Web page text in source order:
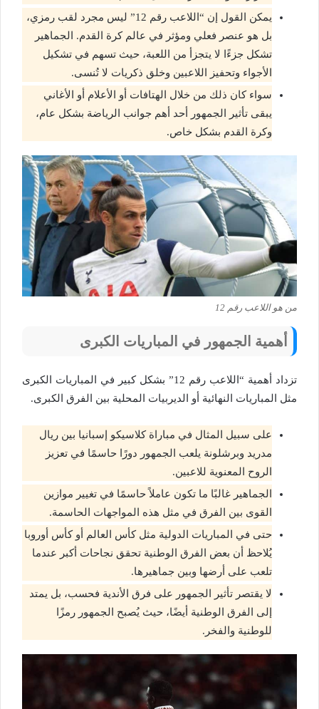
يمكن القول إن “اللاعب رقم 12” ليس مجرد لقب رمزي،
بل هو عنصر فعلي ومؤثر في عالم كرة القدم. الجماهير
تشكل جزءًا لا يتجزأ من اللعبة، حيث تسهم في تشكيل
الأجواء وتحفيز اللاعبين وخلق ذكريات لا تُنسى.
سواء كان ذلك من خلال الهتافات أو الأعلام أو الأغاني
يبقى تأثير الجمهور أحد أهم جوانب الرياضة بشكل عام،
وكرة القدم بشكل خاص.
من هو اللاعب رقم 12
أهمية الجمهور في المباريات الكبرى
تزداد أهمية “اللاعب رقم 12” بشكل كبير في المباريات الكبرى
مثل المباريات النهائية أو الديربيات المحلية بين الفرق الكبرى.
على سبيل المثال في مباراة كلاسيكو إسبانيا بين ريال
مدريد وبرشلونة يلعب الجمهور دورًا حاسمًا في تعزيز
الروح المعنوية للاعبين.
الجماهير غالبًا ما تكون عاملاً حاسمًا في تغيير موازين
القوى بين الفرق في مثل هذه المواجهات الحاسمة.
حتى في المباريات الدولية مثل كأس العالم أو كأس أوروبا
يُلاحظ أن بعض الفرق الوطنية تحقق نجاحات أكبر عندما
تلعب على أرضها وبين جماهيرها.
لا يقتصر تأثير الجمهور على فرق الأندية فحسب، بل يمتد
إلى الفرق الوطنية أيضًا، حيث يُصبح الجمهور رمزًا
للوطنية والفخر.